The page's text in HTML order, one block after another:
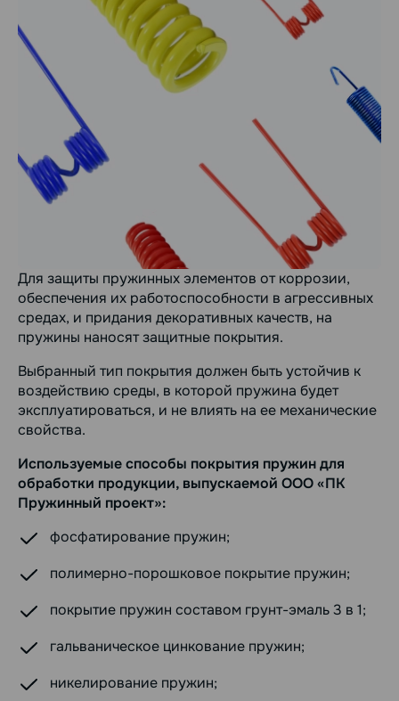
Для защиты пружинных элементов от коррозии,
обеспечения их работоспособности в агрессивных
средах, и придания декоративных качеств, на
пружины наносят защитные покрытия.
Выбранный тип покрытия должен быть устойчив к
воздействию среды, в которой пружина будет
эксплуатироваться, и не влиять на ее механические
свойства.
Используемые способы покрытия пружин для
обработки продукции, выпускаемой ООО «ПК
Пружинный проект»:
фосфатирование пружин;
полимерно-порошковое покрытие пружин;
покрытие пружин составом грунт-эмаль 3 в 1;
гальваническое цинкование пружин;
никелирование пружин;